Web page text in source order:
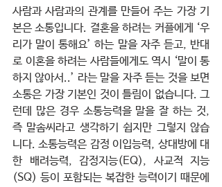
사람과 사람과의 관계를 만들어 주는 가장 기
본은 소통입니다. 결혼을 하려는 커플에게 ‘우
리가 말이 통해요’ 하는 말을 자주 듣고, 반대
로 이혼을 하려는 사람들에게도 역시 ‘말이 통
하지 않아서..’ 라는 말을 자주 듣는 것을 보면
소통은 가장 기본인 것이 틀림이 없습니다. 그
런데 많은 경우 소통능력을 말을 잘 하는 것,
즉 말솜씨라고 생각하기 쉽지만 그렇지 않습
니다. 소통능력은 감정 이입능력, 상대방에 대
한 배려능력, 감정지능(EQ), 사교적 지능
(SQ) 등이 포함되는 복잡한 능력이기 때문에